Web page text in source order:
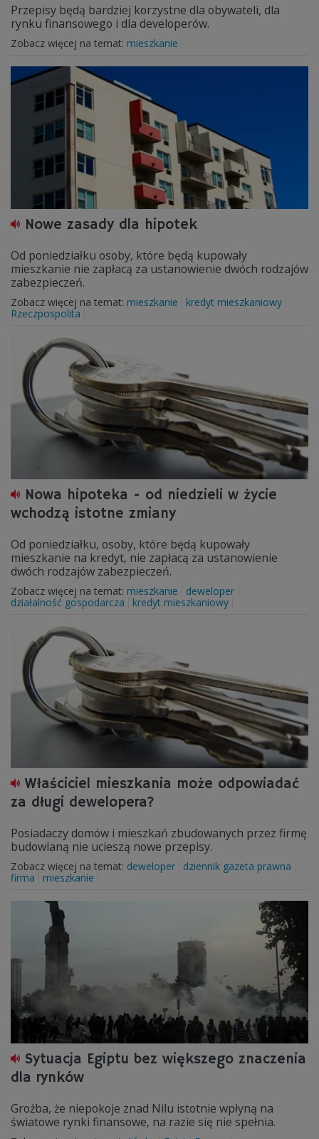
Przepisy będą bardziej korzystne dla obywateli, dla
rynku finansowego i dla developerów.
Zobacz więcej na temat: mieszkanie
Nowe zasady dla hipotek
Od poniedziałku osoby, które będą kupowały
mieszkanie nie zapłacą za ustanowienie dwóch rodzajów
zabezpieczeń.
Zobacz więcej na temat: mieszkanie
kredyt mieszkaniowy
Rzeczpospolita
Nowa hipoteka - od niedzieli w życie
wchodzą istotne zmiany
Od poniedziałku, osoby, które będą kupowały
mieszkanie na kredyt, nie zapłacą za ustanowienie
dwóch rodzajów zabezpieczeń.
Zobacz więcej na temat: mieszkanie
deweloper
działalność gospodarcza
kredyt mieszkaniowy
Właściciel mieszkania może odpowiadać
za długi dewelopera?
Posiadaczy domów i mieszkań zbudowanych przez firmę
budowlaną nie ucieszą nowe przepisy.
Zobacz więcej na temat: deweloper
dziennik gazeta prawna
firma
mieszkanie
Sytuacja Egiptu bez większego znaczenia
dla rynków
Groźba, że niepokoje znad Nilu istotnie wpłyną na
światowe rynki finansowe, na razie się nie spełnia.